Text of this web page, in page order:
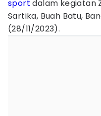
sport dalam kegiatan
Sartika, Buah Batu,
(28/11/2023).